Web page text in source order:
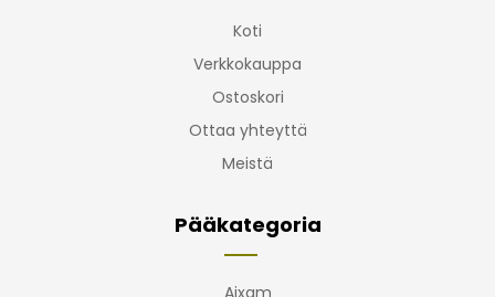
Koti
Verkkokauppa
Ostoskori
Ottaa yhteyttä
Meistä
Pääkategoria
Aixam